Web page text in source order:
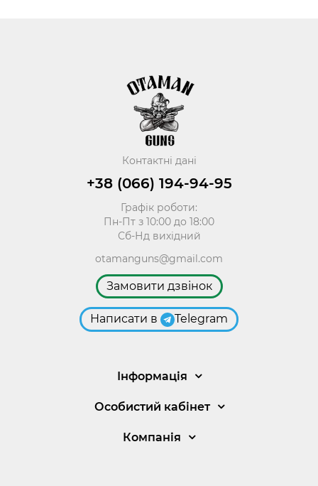
Контактні дані
+38 (066) 194-94-95
Графік роботи:
Пн-Пт з 10:00 до 18:00
Сб-Нд вихідний
otamanguns@gmail.com
Замовити дзвінок
Написати в Telegram
Інформація
Особистий кабінет
Компанія